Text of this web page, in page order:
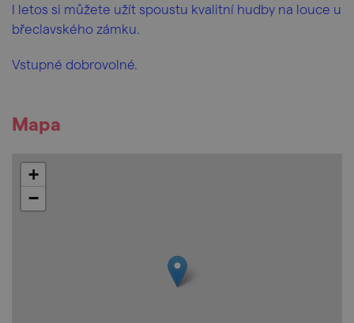
I letos si můžete užít spoustu kvalitní hudby na louce u
břeclavského zámku.
Vstupné dobrovolné.
Mapa
+
−